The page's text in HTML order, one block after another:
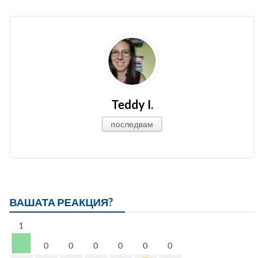
Teddy I.
последвам
ВАШАТА РЕАКЦИЯ?
1
0
0 0 0 0 0